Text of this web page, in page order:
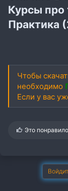
Курсы про
Практика
Чтобы
необходимо
Если у вас
С
Это